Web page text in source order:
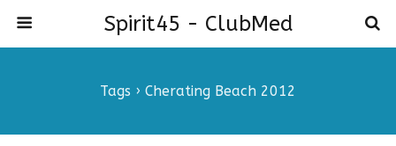
Spirit45 - ClubMed
Tags › Cherating Beach 2012